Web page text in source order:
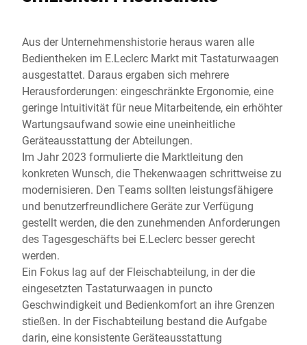
Aus der Unternehmenshistorie heraus waren alle
Bedientheken im E.Leclerc Markt mit Tastaturwaagen
ausgestattet. Daraus ergaben sich mehrere
Herausforderungen: eingeschränkte Ergonomie, eine
geringe Intuitivität für neue Mitarbeitende, ein erhöhter
Wartungsaufwand sowie eine uneinheitliche
Geräteausstattung der Abteilungen.
Im Jahr 2023 formulierte die Marktleitung den
konkreten Wunsch, die Thekenwaagen schrittweise zu
modernisieren. Den Teams sollten leistungsfähigere
und benutzerfreundlichere Geräte zur Verfügung
gestellt werden, die den zunehmenden Anforderungen
des Tagesgeschäfts bei E.Leclerc besser gerecht
werden.
Ein Fokus lag auf der Fleischabteilung, in der die
eingesetzten Tastaturwaagen in puncto
Geschwindigkeit und Bedienkomfort an ihre Grenzen
stießen. In der Fischabteilung bestand die Aufgabe
darin, eine konsistente Geräteausstattung